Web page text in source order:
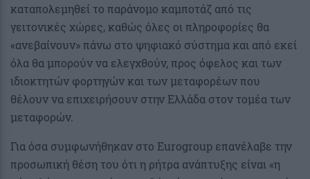
καταπολεμηθεί το παράνομο καμποτάζ από τις
γειτονικές χώρες, καθώς όλες οι πληροφορίες θα
«ανεβαίνουν» πάνω στο ψηφιακό σύστημα και από εκεί
όλα θα μπορούν να ελεγχθούν, προς όφελος και των
ιδιοκτητών φορτηγών και των μεταφορέων που
θέλουν να επιχειρήσουν στην Ελλάδα στον τομέα των
μεταφορών.
Για όσα συμφωνήθηκαν στο Eurogroup επανέλαβε την
προσωπική θέση του ότι η ρήτρα ανάπτυξης είναι «η